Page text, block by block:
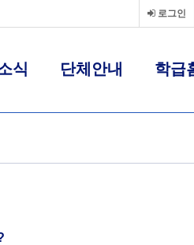
로그인
식 단체안내 학급